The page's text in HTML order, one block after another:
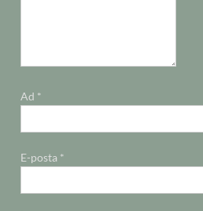
Ad *
E-posta *